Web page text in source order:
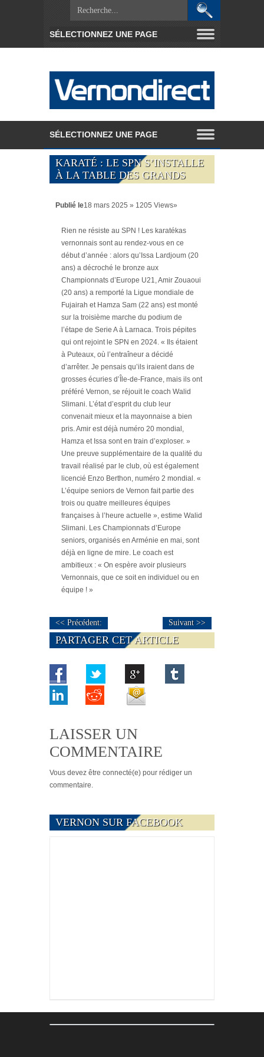
KARATÉ : LE SPN S’INSTALLE
À LA TABLE DES GRANDS
Publié le18 mars 2025 » 1205 Views»
Rien ne résiste au SPN ! Les karatékas
vernonnais sont au rendez-vous en ce
début d’année : alors qu’Issa Lardjoum (20
ans) a décroché le bronze aux
Championnats d’Europe U21, Amir Zouaoui
(20 ans) a remporté la Ligue mondiale de
Fujairah et Hamza Sam (22 ans) est monté
sur la troisième marche du podium de
l’étape de Serie A à Larnaca. Trois pépites
qui ont rejoint le SPN en 2024. « Ils étaient
à Puteaux, où l’entraîneur a décidé
d’arrêter. Je pensais qu’ils iraient dans de
grosses écuries d’Île-de-France, mais ils ont
préféré Vernon, se réjouit le coach Walid
Slimani. L’état d’esprit du club leur
convenait mieux et la mayonnaise a bien
pris. Amir est déjà numéro 20 mondial,
Hamza et Issa sont en train d’exploser. »
Une preuve supplémentaire de la qualité du
travail réalisé par le club, où est également
licencié Enzo Berthon, numéro 2 mondial. «
L’équipe seniors de Vernon fait partie des
trois ou quatre meilleures équipes
françaises à l’heure actuelle », estime Walid
Slimani. Les Championnats d’Europe
seniors, organisés en Arménie en mai, sont
déjà en ligne de mire. Le coach est
ambitieux : « On espère avoir plusieurs
Vernonnais, que ce soit en individuel ou en
équipe ! »
<< Précédent: Suivant >>
PARTAGER CET ARTICLE
LAISSER UN
COMMENTAIRE
Vous devez être connecté(e) pour rédiger un
commentaire.
VERNON SUR FACEBOOK